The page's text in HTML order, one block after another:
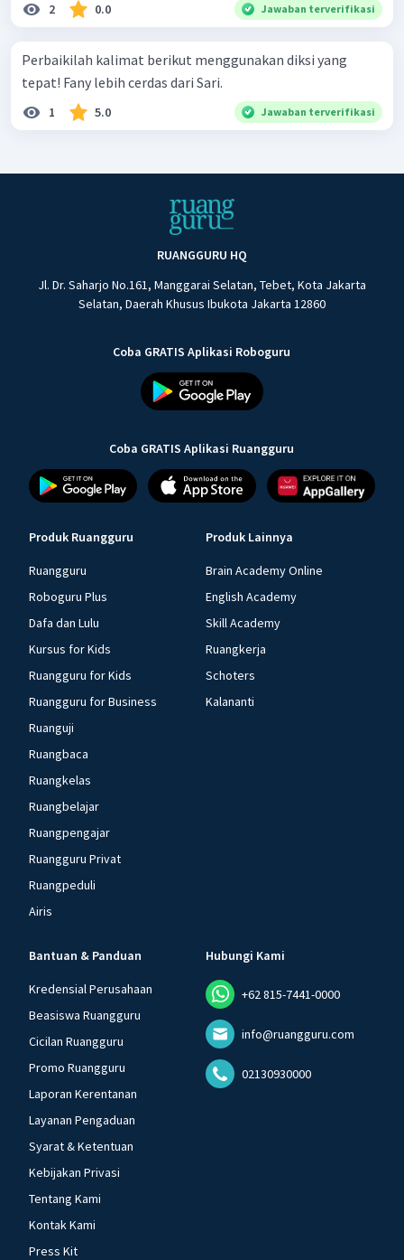
2 0.0 Jawaban terverifikasi
Perbaikilah kalimat berikut menggunakan diksi yang
tepat! Fany lebih cerdas dari Sari.
1 5.0 Jawaban terverifikasi
RUANGGURU HQ
Jl. Dr. Saharjo No.161, Manggarai Selatan, Tebet, Kota Jakarta
Selatan, Daerah Khusus Ibukota Jakarta 12860
Coba GRATIS Aplikasi Roboguru
Coba GRATIS Aplikasi Ruangguru
Produk Ruangguru
Ruangguru
Roboguru Plus
Dafa dan Lulu
Kursus for Kids
Ruangguru for Kids
Ruangguru for Business
Ruanguji
Ruangbaca
Ruangkelas
Ruangbelajar
Ruangpengajar
Ruangguru Privat
Ruangpeduli
Airis
Produk Lainnya
Brain Academy Online
English Academy
Skill Academy
Ruangkerja
Schoters
Kalananti
Bantuan & Panduan
Kredensial Perusahaan
Beasiswa Ruangguru
Cicilan Ruangguru
Promo Ruangguru
Laporan Kerentanan
Layanan Pengaduan
Syarat & Ketentuan
Kebijakan Privasi
Tentang Kami
Kontak Kami
Press Kit
Hubungi Kami
+62 815-7441-0000
info@ruangguru.com
02130930000